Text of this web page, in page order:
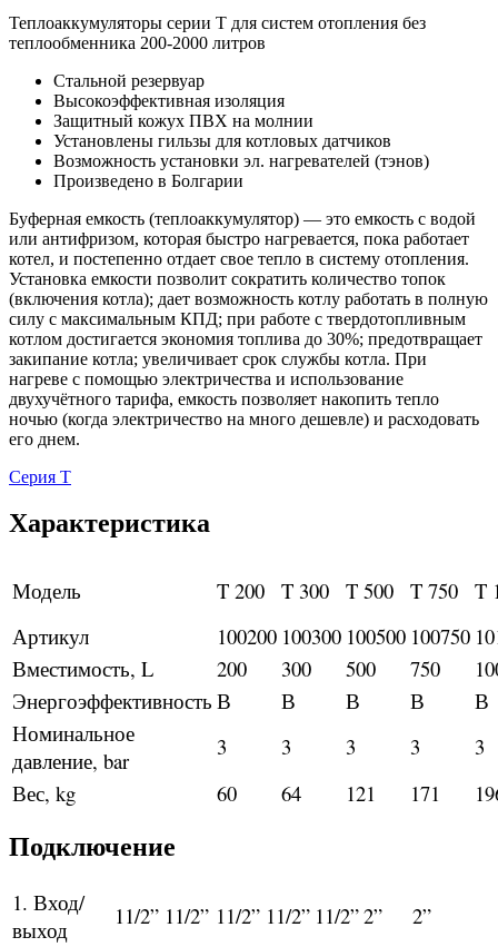
Теплоаккумуляторы серии Т для систем отопления без
теплообменника 200-2000 литров
Стальной резервуар
Высокоэффективная изоляция
Защитный кожух ПВХ на молнии
Установлены гильзы для котловых датчиков
Возможность установки эл. нагревателей (тэнов)
Произведено в Болгарии
Буферная емкость (теплоаккумулятор) — это емкость с водой
или антифризом, которая быстро нагревается, пока работает
котел, и постепенно отдает свое тепло в систему отопления.
Установка емкости позволит сократить количество топок
(включения котла); дает возможность котлу работать в полную
силу с максимальным КПД; при работе с твердотопливным
котлом достигается экономия топлива до 30%; предотвращает
закипание котла; увеличивает срок службы котла. При
нагреве с помощью электричества и использование
двухучётного тарифа, емкость позволяет накопить тепло
ночью (когда электричество на много дешевле) и расходовать
его днем.
Серия T
Характеристика
Модель T 200 T 300 T 500 T 750 T
Артикул
100200 100300 100500 100750
Вместимость, L
200 300 500 750
Энергоэффективность В В В В
В
Номинальное
давление, bar
3 3 3 3
3
Вес, kg
60 64 121 171
Подключение
1. Вход/
выход
11/2” 11/2” 11/2” 11/2” 11/2”2”
2”